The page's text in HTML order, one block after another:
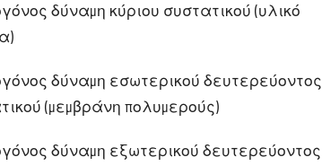
δύναμη κύριου συστατικού (υλικό
δύναμη εσωτερικού δευτερεύοντος
(μεμβράνη πολυμερούς)
δύναμη εξωτερικού δευτερεύοντος